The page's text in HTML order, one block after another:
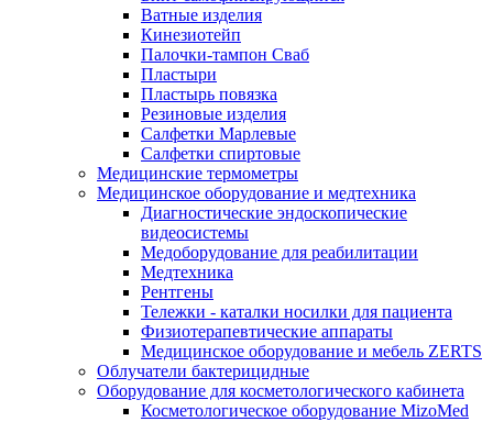
Ватные изделия
Кинезиотейп
Палочки-тампон Сваб
Пластыри
Пластырь повязка
Резиновые изделия
Салфетки Марлевые
Салфетки спиртовые
Медицинские термометры
Медицинское оборудование и медтехника
Диагностические эндоскопические
видеосистемы
Медоборудование для реабилитации
Медтехника
Рентгены
Тележки - каталки носилки для пациента
Физиотерапевтические аппараты
Медицинское оборудование и мебель ZERTS
Облучатели бактерицидные
Оборудование для косметологического кабинета
Косметологическое оборудование MizoMed